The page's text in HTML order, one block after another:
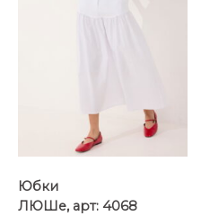
Юбки
ЛЮШе, арт: 4068